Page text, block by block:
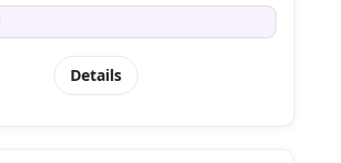
Details